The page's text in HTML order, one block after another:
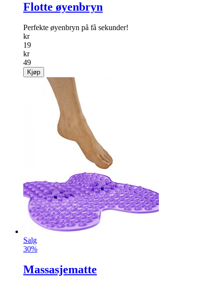
Flotte øyenbryn
Perfekte øyenbryn på få sekunder!
kr
19
kr
49
Kjøp
Salg
30%
Massasjematte